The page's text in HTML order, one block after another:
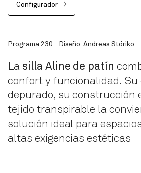
Configurador
Programa 230 - Diseño: Andreas Störiko
La silla Aline de patín
confort y funcionalidad. Su
depurado, su construcción
tejido transpirable la
solución ideal para
altas exigencias estéticas